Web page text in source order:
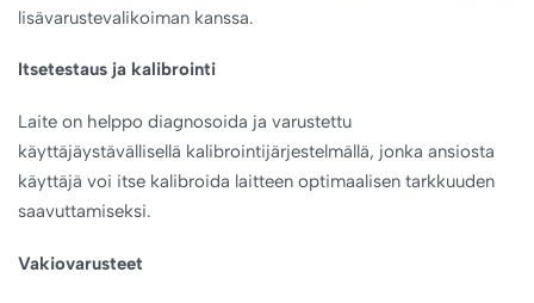
lisävarustevalikoiman kanssa.
Itsetestaus ja kalibrointi
Laite on helppo diagnosoida ja varustettu
käyttäjäystävällisellä kalibrointijärjestelmällä, jonka ansiosta
käyttäjä voi itse kalibroida laitteen optimaalisen tarkkuuden
saavuttamiseksi.
Vakiovarusteet